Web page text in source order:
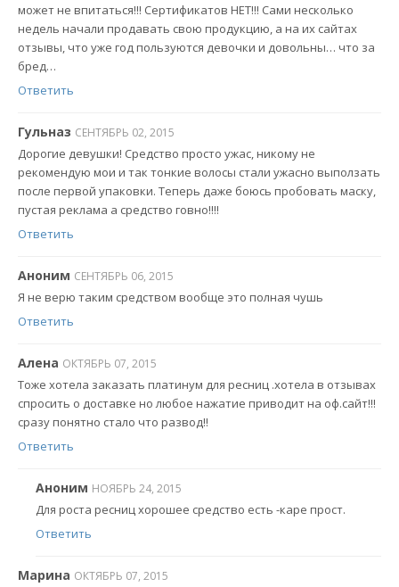
может не впитаться!!! Сертификатов НЕТ!!! Сами несколько
недель начали продавать свою продукцию, а на их сайтах
отзывы, что уже год пользуются девочки и довольны… что за
бред…
Ответить
Гульназ СЕНТЯБРЬ 02, 2015
Дорогие девушки! Средство просто ужас, никому не
рекомендую мои и так тонкие волосы стали ужасно выползать
после первой упаковки. Теперь даже боюсь пробовать маску,
пустая реклама а средство говно!!!!
Ответить
Аноним СЕНТЯБРЬ 06, 2015
Я не верю таким средством вообще это полная чушь
Ответить
Алена ОКТЯБРЬ 07, 2015
Тоже хотела заказать платинум для ресниц .хотела в отзывах
спросить о доставке но любое нажатие приводит на оф.сайт!!!
сразу понятно стало что развод!!
Ответить
Аноним НОЯБРЬ 24, 2015
Для роста ресниц хорошее средство есть -каре прост.
Ответить
Марина ОКТЯБРЬ 07, 2015